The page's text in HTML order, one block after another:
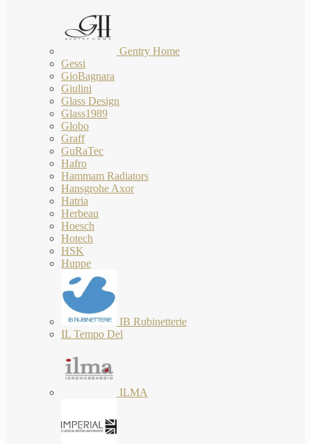
Gentry Home
Gessi
GioBagnara
Giulini
Glass Design
Glass1989
Globo
Graff
GuRaTec
Hafro
Hammam Radiators
Hansgrohe Axor
Hatria
Herbeau
Hoesch
Hotech
HSK
Huppe
IB Rubinetterie
IL Tempo Del
ILMA